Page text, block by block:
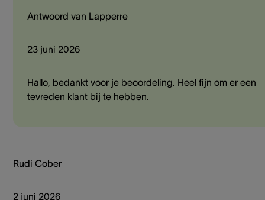
Antwoord van Lapperre
23 juni 2026
Hallo, bedankt voor je beoordeling. Heel fijn om er een
tevreden klant bij te hebben.
Rudi Cober
2 juni 2026